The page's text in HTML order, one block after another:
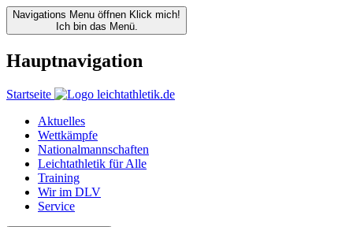
Navigations Menu öffnen Klick mich!
Ich bin das Menü.
Hauptnavigation
Startseite
Aktuelles
Wettkämpfe
Nationalmannschaften
Leichtathletik für Alle
Training
Wir im DLV
Service